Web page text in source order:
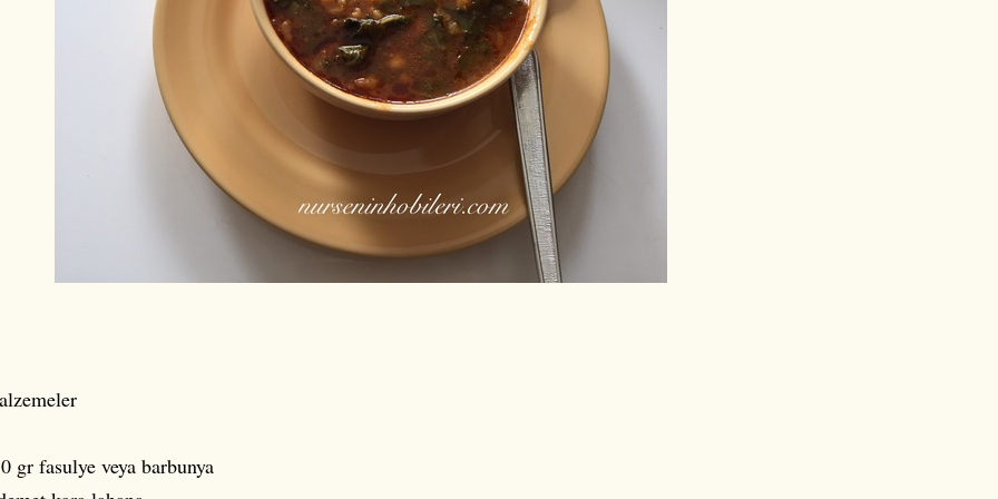
gr fasulye veya barbunya